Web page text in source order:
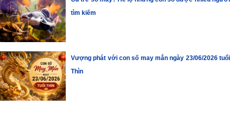
tìm kiếm
Vượng phát với con số may mắn ngày 23/06/2026 tuổi
Thìn